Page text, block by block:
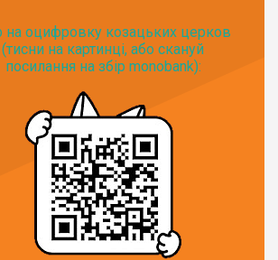
на оцифровку козацьких церков
(тисни на картинці, або скануй
посилання на збір monobank):